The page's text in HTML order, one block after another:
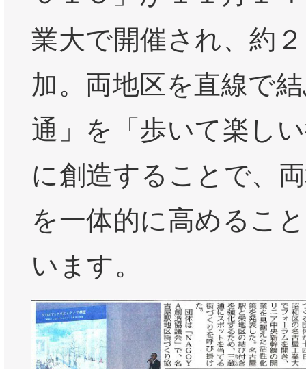
業大で開催され、約
加。両地区を直線で
通」を「歩いて楽し
に創造することで、
を一体的に高めるこ
います。